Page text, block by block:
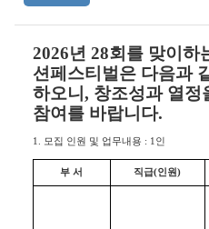
2026년 28회를 맞이하
션페스티벌은 다음과
하오니 , 창조성과 열정
참여를 바랍니다.
1. 모집 인원 및 업무내용 : 1 인
부 서 직급(인원)